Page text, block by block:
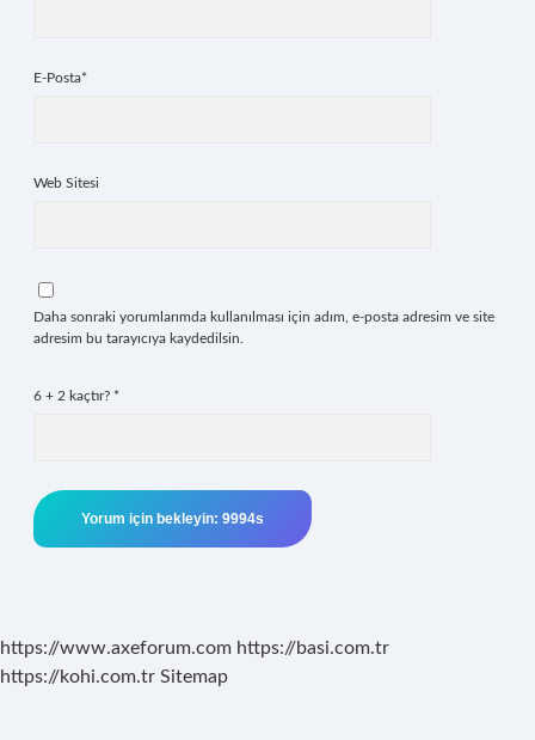
E-Posta*
Web Sitesi
Daha sonraki yorumlarımda kullanılması için adım, e-posta adresim ve site
adresim bu tarayıcıya kaydedilsin.
6 + 2 kaçtır? *
https://www.axeforum.com https://basi.com.tr
https://kohi.com.tr Sitemap